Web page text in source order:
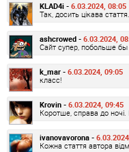
KLAD4i - 6.03.2024, 08:05
Так, досить цікава стаття.
ashcrowed - 6.03.2024,
Сайт супер, побольше бы
k_mar - 6.03.2024, 09:05
класс!
Krovin - 6.03.2024, 09:45
Коротше, справа до
ivanovavorona -
Кожна стаття автора